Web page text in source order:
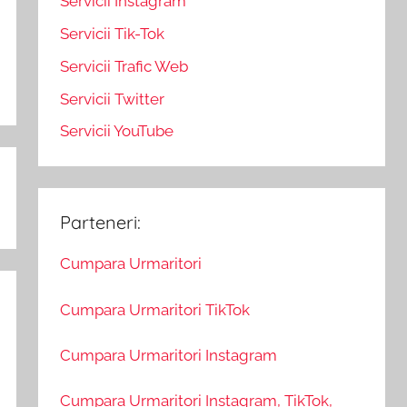
Servicii Tik-Tok
Servicii Trafic Web
Servicii Twitter
Servicii YouTube
Parteneri:
Cumpara Urmaritori
Cumpara Urmaritori TikTok
Cumpara Urmaritori Instagram
Cumpara Urmaritori Instagram, TikTok,